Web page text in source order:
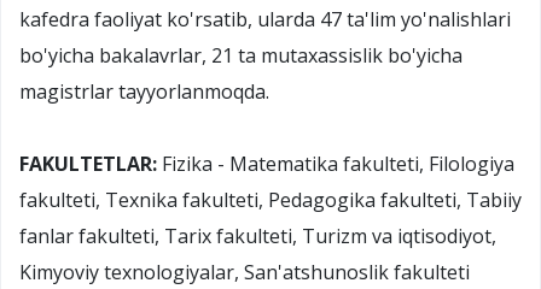
kafedra faoliyat ko'rsatib, ularda 47 ta'lim yo'nalishlari
bo'yicha bakalavrlar, 21 ta mutaxassislik bo'yicha
magistrlar tayyorlanmoqda.
FAKULTETLAR: Fizika - Matematika fakulteti, Filologiya
fakulteti, Texnika fakulteti, Pedagogika fakulteti, Tabiiy
fanlar fakulteti, Tarix fakulteti, Turizm va iqtisodiyot,
Kimyoviy texnologiyalar, San'atshunoslik fakulteti